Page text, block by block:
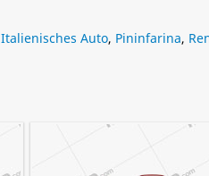
Italienisches Auto, Pininfarina,